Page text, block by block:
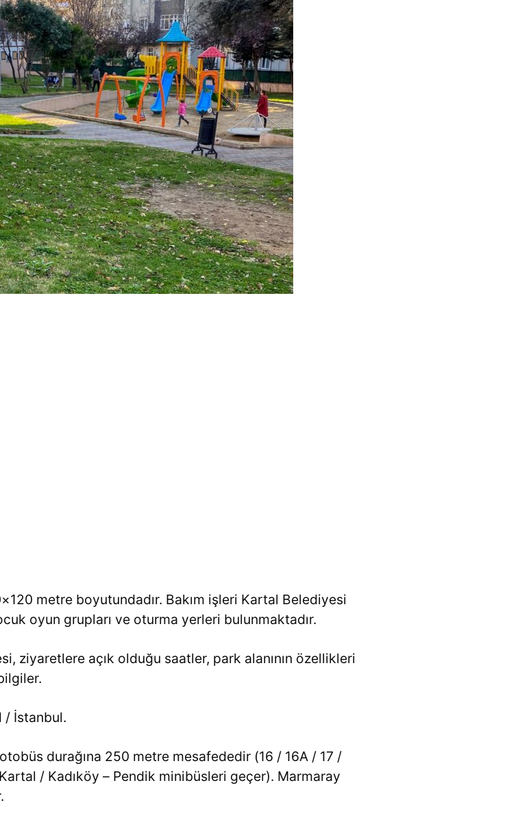
metre boyutundadır. Bakım işleri Kartal Belediyesi
oyun grupları ve oturma yerleri bulunmaktadır.
ziyaretlere açık olduğu saatler, park alanının özellikleri
/ İstanbul.
durağına 250 metre mesafededir (16 / 16A / 17 /
/ Kadıköy – Pendik minibüsleri geçer). Marmaray